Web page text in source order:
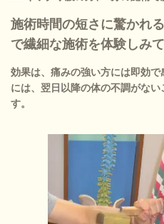
施術時間の短さに驚かれ
で繊細な施術を体験しみて
効果は、痛みの強い方には即効
には、翌日以降の体の不調がな
す。